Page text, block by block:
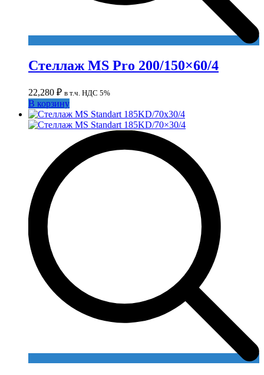
Стеллаж MS Pro 200/150×60/4
22,280 ₽ в т.ч. НДС 5%
В корзину